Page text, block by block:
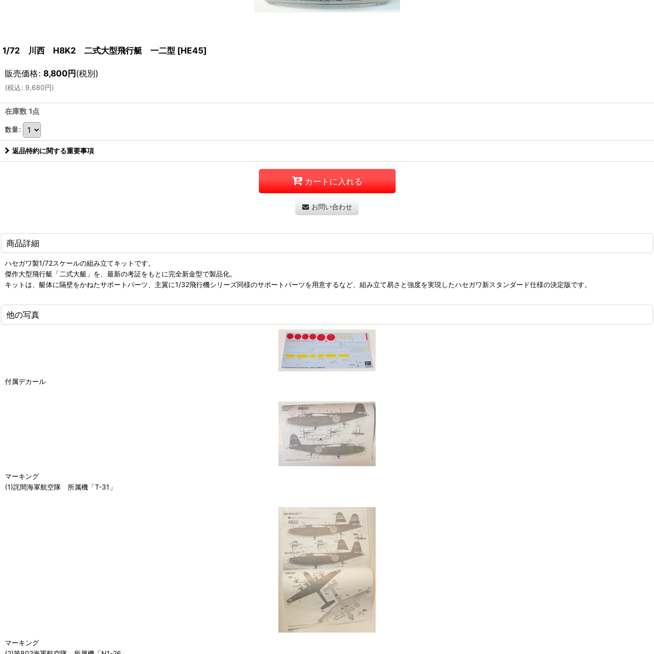
1/72 川西 H8K2 二式大型飛行艇 一二型 [HE45]
販売価格: 8,800円(税別)
(税込: 9,680円)
在庫数 1点
数量:
返品特約に関する重要事項
カートに入れる
お問い合わせ
商品詳細
ハセガワ製1/72スケールの組み立てキットです。
傑作大型飛行艇「二式大艇」を、最新の考証をもとに完全新金型で製品化。
キットは、艇体に隔壁をかねたサポートパーツ、主翼に1/32飛行機シリーズ同様のサポートパーツを用意するなど、組み立て易さと強度を実現したハセガワ新スタンダード仕様の決定版です。
他の写真
付属デカール
マーキング
(1)詫間海軍航空隊 所属機「T-31」
マーキング